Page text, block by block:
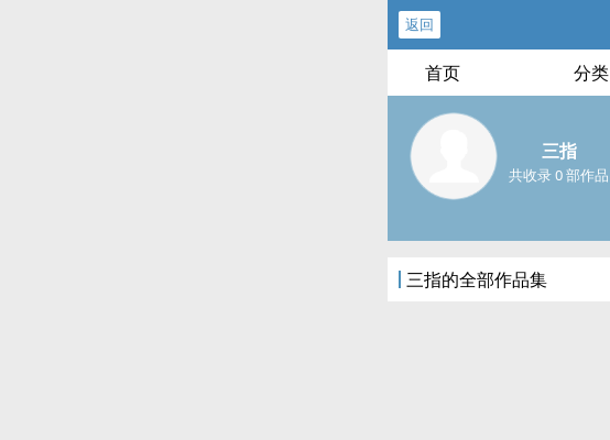
返回
首页 分类
三指
共收录 0 部作品
三指的全部作品集